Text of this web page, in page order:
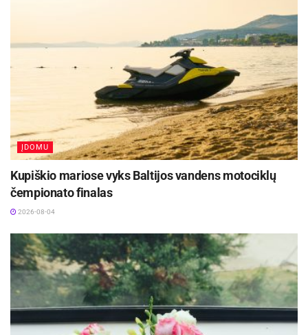
ĮDOMU
Kupiškio mariose vyks Baltijos vandens motociklų
čempionato finalas
2026-08-04